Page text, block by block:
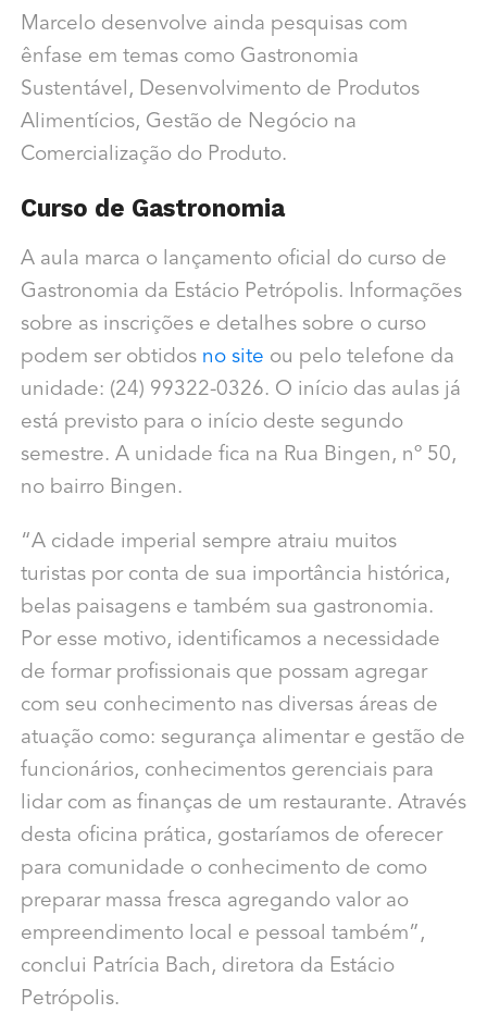
Marcelo desenvolve ainda pesquisas com
ênfase em temas como Gastronomia
Sustentável, Desenvolvimento de Produtos
Alimentícios, Gestão de Negócio na
Comercialização do Produto.
Curso de Gastronomia
A aula marca o lançamento oficial do curso de
Gastronomia da Estácio Petrópolis. Informações
sobre as inscrições e detalhes sobre o curso
podem ser obtidos no site ou pelo telefone da
unidade: (24) 99322-0326. O início das aulas já
está previsto para o início deste segundo
semestre. A unidade fica na Rua Bingen, nº 50,
no bairro Bingen.
“A cidade imperial sempre atraiu muitos
turistas por conta de sua importância histórica,
belas paisagens e também sua gastronomia.
Por esse motivo, identificamos a necessidade
de formar profissionais que possam agregar
com seu conhecimento nas diversas áreas de
atuação como: segurança alimentar e gestão de
funcionários, conhecimentos gerenciais para
lidar com as finanças de um restaurante. Através
desta oficina prática, gostaríamos de oferecer
para comunidade o conhecimento de como
preparar massa fresca agregando valor ao
empreendimento local e pessoal também”,
conclui Patrícia Bach, diretora da Estácio
Petrópolis.